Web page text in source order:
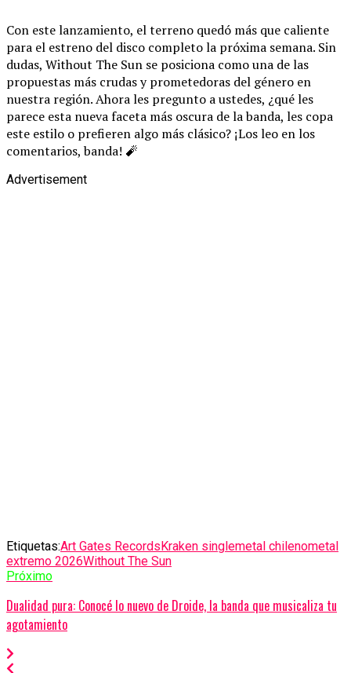
Con este lanzamiento, el terreno quedó más que caliente
para el estreno del disco completo la próxima semana. Sin
dudas, Without The Sun se posiciona como una de las
propuestas más crudas y prometedoras del género en
nuestra región. Ahora les pregunto a ustedes, ¿qué les
parece esta nueva faceta más oscura de la banda, les copa
este estilo o prefieren algo más clásico? ¡Los leo en los
comentarios, banda! 🧨
Advertisement
Etiquetas:Art Gates RecordsKraken singlemetal chilenometal
extremo 2026Without The Sun
Próximo
Dualidad pura: Conocé lo nuevo de Droide, la banda que musicaliza tu
agotamiento